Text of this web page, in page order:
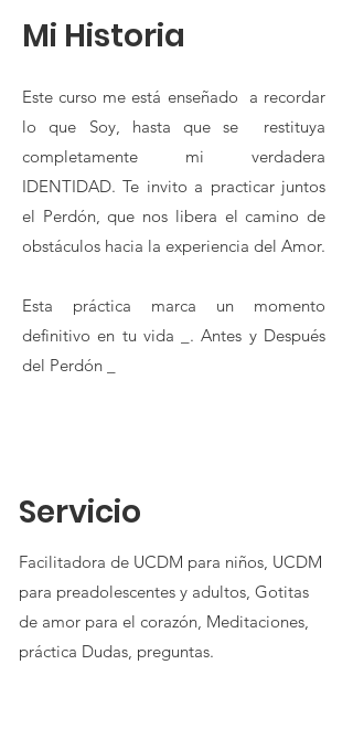
Mi Historia
Este curso me está enseñado a recordar
lo que Soy, hasta que se restituya
completamente mi verdadera
IDENTIDAD. Te invito a practicar juntos
el Perdón, que nos libera el camino de
obstáculos hacia la experiencia del Amor.
Esta práctica marca un momento
definitivo en tu vida _. Antes y Después
del Perdón _
Servicio
Facilitadora de UCDM para niños, UCDM
para preadolescentes y adultos, Gotitas
de amor para el corazón, Meditaciones,
práctica Dudas, preguntas.